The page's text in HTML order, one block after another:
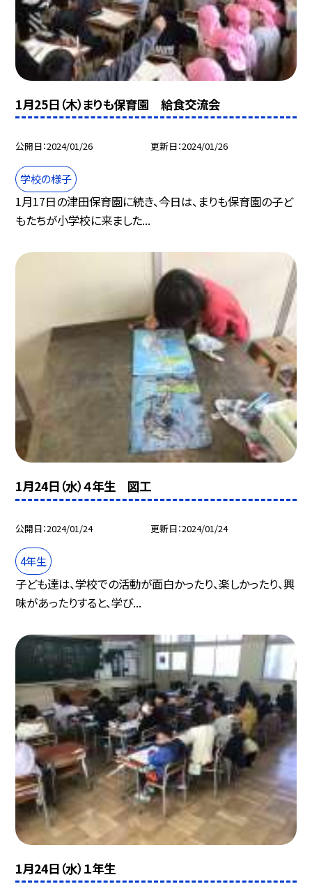
1月25日（木）まりも保育園 給食交流会
公開日 2024/01/26 更新日 2024/01/26
学校の様子
1月17日の津田保育園に続き、今日は、まりも保育園の子ど
もたちが小学校に来ました...
1月24日（水）４年生 図工
公開日 2024/01/24 更新日 2024/01/24
4年生
子ども達は、学校での活動が面白かったり、楽しかったり、興
味があったりすると、学び...
1月24日（水）１年生